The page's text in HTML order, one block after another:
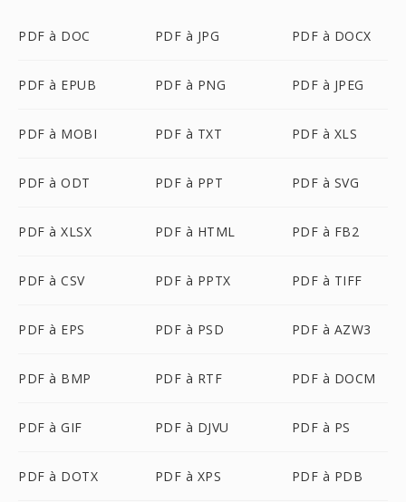
PDF à DOC PDF à JPG PDF à DOCX
PDF à EPUB PDF à PNG PDF à JPEG
PDF à MOBI PDF à TXT PDF à XLS
PDF à ODT PDF à PPT PDF à SVG
PDF à XLSX PDF à HTML PDF à FB2
PDF à CSV PDF à PPTX PDF à TIFF
PDF à EPS PDF à PSD PDF à AZW3
PDF à BMP PDF à RTF PDF à DOCM
PDF à GIF PDF à DJVU PDF à PS
PDF à DOTX PDF à XPS PDF à PDB